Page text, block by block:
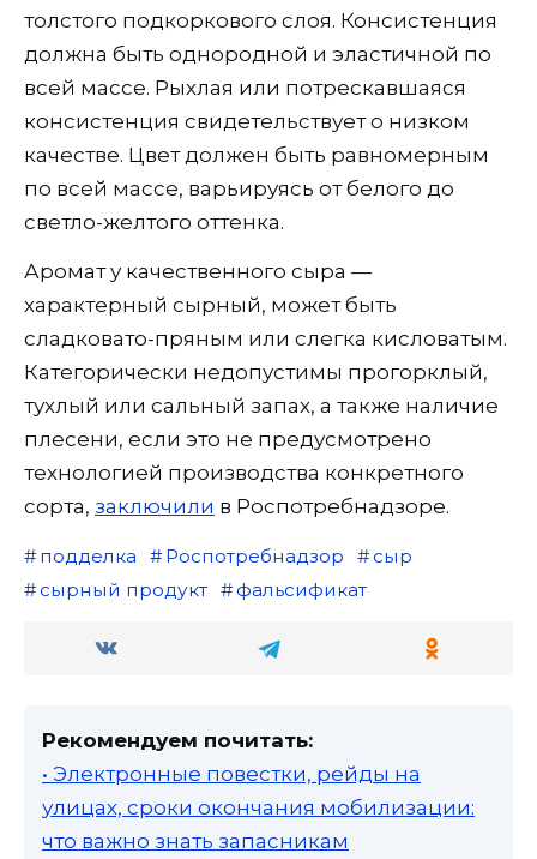
толстого подкоркового слоя. Консистенция
должна быть однородной и эластичной по
всей массе. Рыхлая или потрескавшаяся
консистенция свидетельствует о низком
качестве. Цвет должен быть равномерным
по всей массе, варьируясь от белого до
светло-желтого оттенка.
Аромат у качественного сыра —
характерный сырный, может быть
сладковато-пряным или слегка кисловатым.
Категорически недопустимы прогорклый,
тухлый или сальный запах, а также наличие
плесени, если это не предусмотрено
технологией производства конкретного
сорта, заключили в Роспотребнадзоре.
подделка Роспотребнадзор
сыр
сырный продукт
фальсификат
Рекомендуем почитать:
• Электронные повестки, рейды на
улицах, сроки окончания мобилизации:
что важно знать запасникам